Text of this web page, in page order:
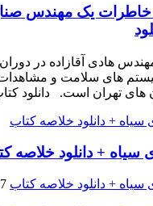
خاطرات یک مهندس
هادی آقازاده در
های سلامت و
های تهران است. دانلود
+ دانلود خلاصه
27